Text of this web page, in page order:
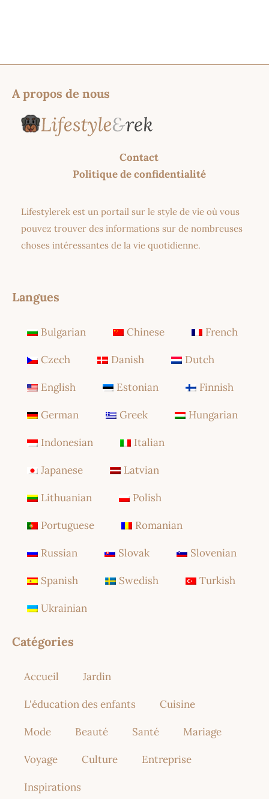
A propos de nous
Contact
Politique de confidentialité
Lifestylerek est un portail sur le style de vie où vous
pouvez trouver des informations sur de nombreuses
choses intéressantes de la vie quotidienne.
Langues
Bulgarian Chinese French
Czech Danish Dutch
English Estonian Finnish
German Greek Hungarian
Indonesian Italian
Japanese Latvian
Lithuanian Polish
Portuguese Romanian
Russian Slovak Slovenian
Spanish Swedish Turkish
Ukrainian
Catégories
Accueil Jardin
L'éducation des enfants Cuisine
Mode Beauté Santé Mariage
Voyage Culture Entreprise
Inspirations